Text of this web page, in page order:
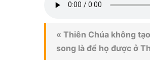
« Thiên Chúa không
song là để họ được ở